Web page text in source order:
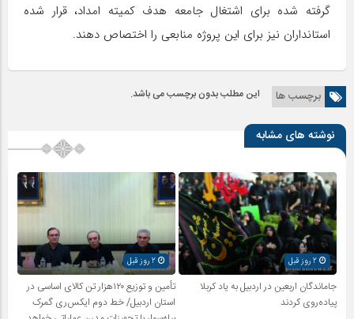
گرفته شده برای اشتغال جامعه هدف کمیته امداد، قرار شده
استانداران نیز برای این پروژه منابعی را اختصاص دهند.
برچسب ها این مطلب بدون برچسب می باشد.
نوشته های مشابه
2 روز قبل
جاماندگان اربعین در اردبیل به یاد کربلا
پیاده‌روی کردند
تأمین و توزیع ۱۲۰هزار تن کالای اساسی در
استان اردبیل/ خط دوم ایکس‌ری گمرک